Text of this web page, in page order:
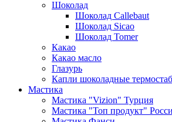
Шоколад
Шоколад Callebaut
Шоколад Sicao
Шоколад Tomer
Какао
Какао масло
Глазурь
Капли шоколадные
Мастика
Мастика "Vizion" Турция
Мастика "Топ продукт"